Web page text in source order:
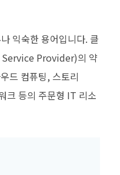
익숙한 용어입니다. 클
Provider)의 약
드 컴퓨팅, 스토리
크 등의 주문형 IT 리소